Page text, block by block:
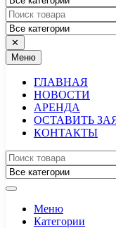
✕
Меню
ГЛАВНАЯ
НОВОСТИ
АРЕНДА
ОСТАВИТЬ
КОНТАКТЫ
Меню
Категории